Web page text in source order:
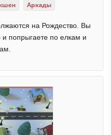
Аркады
на Рождество. Вы
попрыгаете по елкам и